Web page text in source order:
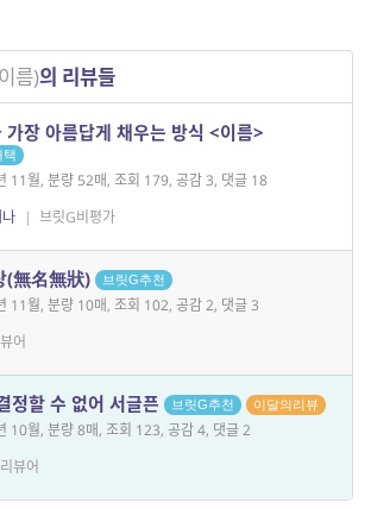
름)의 리뷰들
가장 아름답게 채우는 방식 <이름>
택
11월, 분량 52매, 조회 179, 공감 3, 댓글 18
| 브릿G비평가
(無名無狀) 브릿G추천
11월, 분량 10매, 조회 102, 공감 2, 댓글 3
어
정할 수 없어 서글픈 브릿G추천 이달의리뷰
10월, 분량 8매, 조회 123, 공감 4, 댓글 2
뷰어